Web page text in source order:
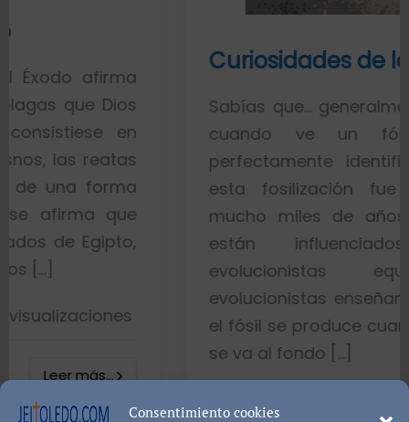
Consentimiento cookies
en
Curiosidades de los fósiles
Sabías que… generalmente toda la
cuando ve un fósil de
perfectamente identificado
esta fosilización fue un
mucho miles de años. Esto es
están influenciados por
evolucionistas
evolucionistas enseñan con
el fósil se produce cuando el pez
se va al fondo […]